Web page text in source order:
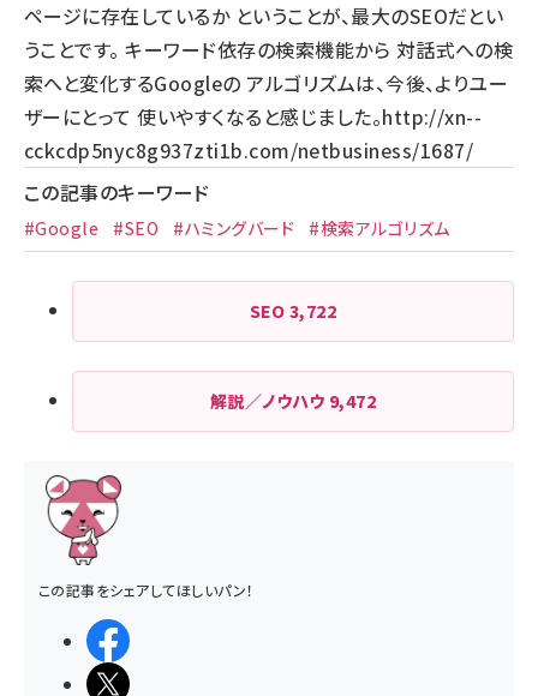
ページに存在しているか ということが、最大のSEOだとい
うことです。 キーワード依存の検索機能から 対話式への検
索へと変化するGoogleの アルゴリズムは、今後、よりユー
ザーにとって 使いやすくなると感じました。http://xn--
cckcdp5nyc8g937zti1b.com/netbusiness/1687/
この記事のキーワード
#Google #SEO #ハミングバード #検索アルゴリズム
SEO 3,722
解説／ノウハウ 9,472
この記事をシェアしてほしいパン！